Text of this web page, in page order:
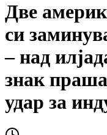
Две
си
– над
знак
удар за